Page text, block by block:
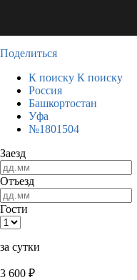
Поделиться
К поиску К поиску
Россия
Башкортостан
Уфа
№1801504
Заезд
Отъезд
Гости
за сутки
3 600 ₽